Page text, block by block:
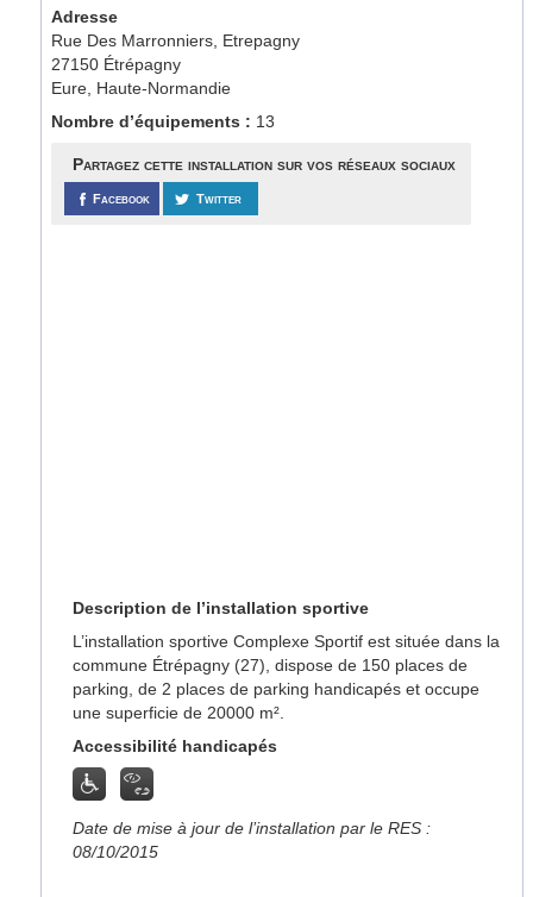
Adresse
Rue Des Marronniers, Etrepagny
27150 Étrépagny
Eure, Haute-Normandie
Nombre d’équipements : 13
Partagez cette installation sur vos réseaux sociaux
Facebook Twitter
Description de l’installation sportive
L’installation sportive Complexe Sportif est située dans la
commune Étrépagny (27), dispose de 150 places de
parking, de 2 places de parking handicapés et occupe
une superficie de 20000 m².
Accessibilité handicapés
Date de mise à jour de l’installation par le RES :
08/10/2015